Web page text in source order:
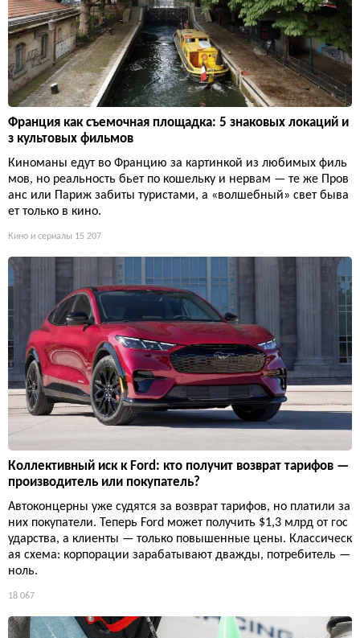
Франция как съемочная площадка: 5 знаковых локаций и
з культовых фильмов
Киноманы едут во Францию за картинкой из любимых филь
мов, но реальность бьет по кошельку и нервам — те же Пров
анс или Париж забиты туристами, а «волшебный» свет быва
ет только в кино.
Кино и сериалы 15 207
Коллективный иск к Ford: кто получит возврат тарифов —
производитель или покупатель?
Автоконцерны уже судятся за возврат тарифов, но платили за
них покупатели. Теперь Ford может получить $1,3 млрд от гос
ударства, а клиенты — только повышенные цены. Классическ
ая схема: корпорации зарабатывают дважды, потребитель —
ноль.
18 067